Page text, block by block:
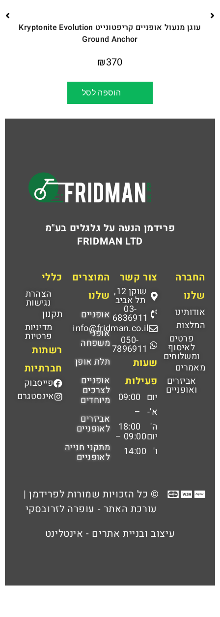
עוגן מנעול אופניים קריפטונייט Kryptonite Evolution
Ground Anchor
₪370
הוספה לסל
פרידמן הנעה על גלגלים בע"מ
FRIDMAN LTD
החברה
שלנו
אודותינו
המלצות
פרטים
לאיסוף
ומשלוחים
מאמרים
אביזרים
ואופניים
צור קשר
שוקן 12,
תל אביב
03-
6836911
info@fridman.co.il
050-
7896911
שעות
פעילות
יום
א'-
ה'
09:00
–
18:00
יום
ו'
09:00 –
14:00
המוצרים
שלנו
אופניים
אופני
משפחה
תלת אופן
אופניים
לצרכים
מיוחדים
אביזרים
לאופניים
מתקני חנייה
לאופניים
כללי
הצהרת
נגישות
תקנון
מדיניות
פרטיות
רשתות
חברתיות
פייסבוק
אינסטגרם
© כל הזכויות שמורות לפרידמן |
עורכת האתר - עופרה לזרובסקי
עיצוב ובניית אתרים - אינטלינט